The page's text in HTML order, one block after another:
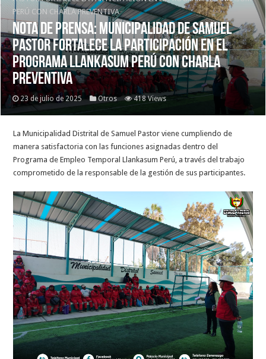
PERÚ CON CHARLA PREVENTIVA
NOTA DE PRENSA: MUNICIPALIDAD DE SAMUEL
PASTOR FORTALECE LA PARTICIPACIÓN EN EL
PROGRAMA LLANKASUM PERÚ CON CHARLA
PREVENTIVA
23 de julio de 2025 Otros 418 Views
LaMunicipalidad Distrital de Samuel Pastor viene cumpliendo de
manera satisfactoria con las funciones asignadas dentro del
Programa de Empleo Temporal Llankasum Perú, a través del trabajo
comprometido de la responsable de la gestión de sus participantes.